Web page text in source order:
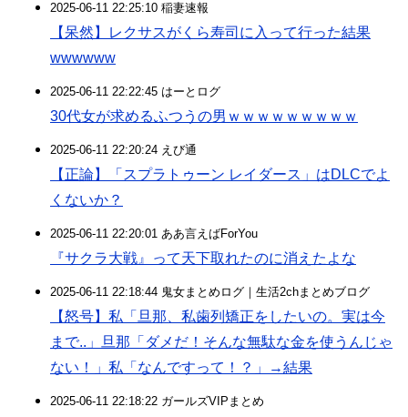
2025-06-11 22:25:10 稲妻速報
【呆然】レクサスがくら寿司に入って行った結果
wwwwww
2025-06-11 22:22:45 はーとログ
30代女が求めるふつうの男ｗｗｗｗｗｗｗｗｗ
2025-06-11 22:20:24 えび通
【正論】「スプラトゥーン レイダース」はDLCでよ
くないか？
2025-06-11 22:20:01 ああ言えばForYou
『サクラ大戦』って天下取れたのに消えたよな
2025-06-11 22:18:44 鬼女まとめログ｜生活2chまとめブログ
【怒号】私「旦那、私歯列矯正をしたいの。実は今
まで..」旦那「ダメだ！そんな無駄な金を使うんじゃ
ない！」私「なんですって！？」→結果
2025-06-11 22:18:22 ガールズVIPまとめ